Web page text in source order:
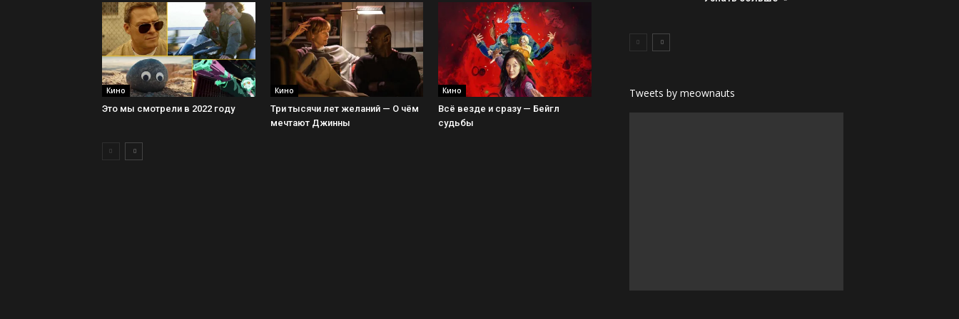
Кино
Это мы смотрели в 2022 году
Кино
Три тысячи лет желаний — О чём
мечтают Джинны
Кино
Всё везде и сразу — Бейгл
судьбы
Tweets by meownauts